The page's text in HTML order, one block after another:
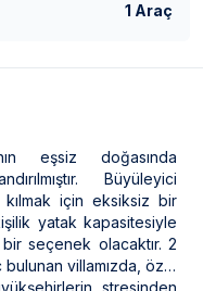
1 Araç
eşsiz doğasında
Büyüleyici
için eksiksiz bir
yatak kapasitesiyle
seçenek olacaktır. 2
villamızda, özel
stresinden